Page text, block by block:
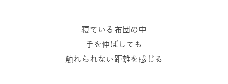
寝ている布団の中
手を伸ばしても
触れられない距離を感じる